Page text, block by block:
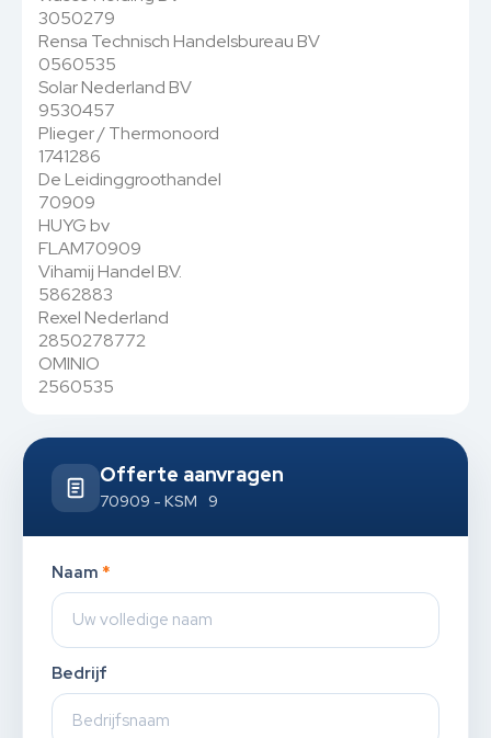
3050279
Rensa Technisch Handelsbureau BV
0560535
Solar Nederland BV
9530457
Plieger / Thermonoord
1741286
De Leidinggroothandel
70909
HUYG bv
FLAM70909
Vihamij Handel B.V.
5862883
Rexel Nederland
2850278772
OMINIO
2560535
Offerte aanvragen
70909 - KSM 9
Naam *
Bedrijf